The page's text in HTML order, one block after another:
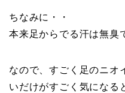
ちなみに・・
本来足からでる汗は無臭
なので、すごく足のニオ
いだけがすごく気になる